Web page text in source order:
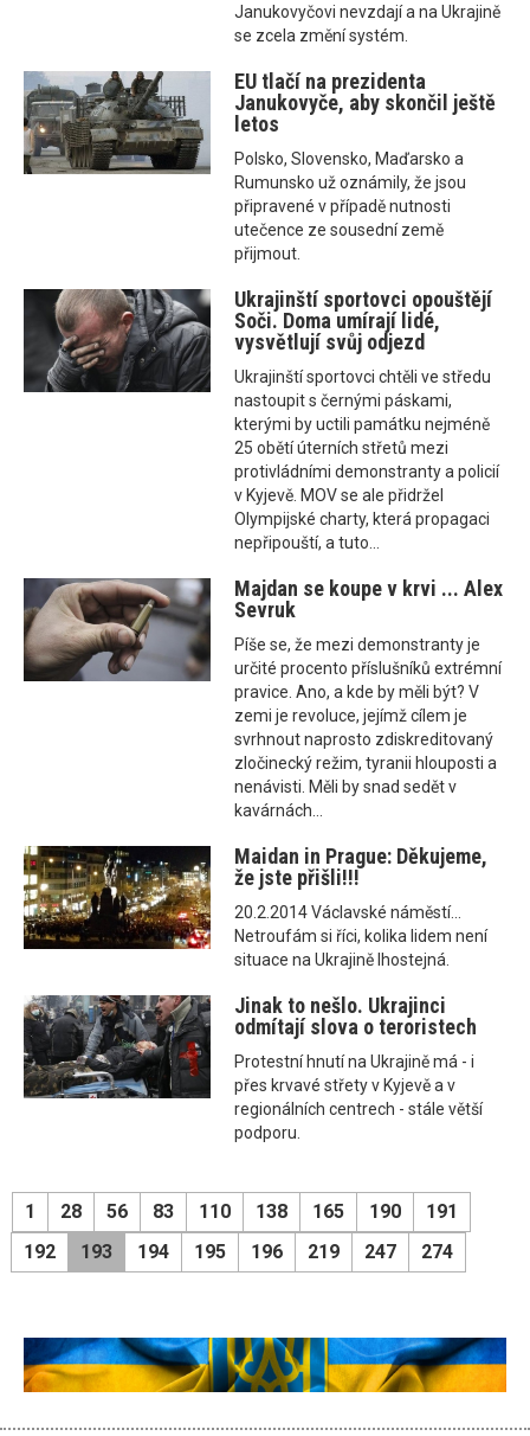
Janukovyčovi nevzdají a na Ukrajině
se zcela změní systém.
EU tlačí na prezidenta
Janukovyče, aby skončil ještě
letos
Polsko, Slovensko, Maďarsko a
Rumunsko už oznámily, že jsou
připravené v případě nutnosti
utečence ze sousední země
přijmout.
Ukrajinští sportovci opouštějí
Soči. Doma umírají lidé,
vysvětlují svůj odjezd
Ukrajinští sportovci chtěli ve středu
nastoupit s černými páskami,
kterými by uctili památku nejméně
25 obětí úterních střetů mezi
protivládními demonstranty a policií
v Kyjevě. MOV se ale přidržel
Olympijské charty, která propagaci
nepřipouští, a tuto...
Majdan se koupe v krvi ... Alex
Sevruk
Píše se, že mezi demonstranty je
určité procento příslušníků extrémní
pravice. Ano, a kde by měli být? V
zemi je revoluce, jejímž cílem je
svrhnout naprosto zdiskreditovaný
zločinecký režim, tyranii hlouposti a
nenávisti. Měli by snad sedět v
kavárnách...
Maidan in Prague: Děkujeme,
že jste přišli!!!
20.2.2014 Václavské náměstí...
Netroufám si říci, kolika lidem není
situace na Ukrajině lhostejná.
Jinak to nešlo. Ukrajinci
odmítají slova o teroristech
Protestní hnutí na Ukrajině má - i
přes krvavé střety v Kyjevě a v
regionálních centrech - stále větší
podporu.
1 28 56 83 110 138 165 190
191
192
193 194 195 196 219 247 274